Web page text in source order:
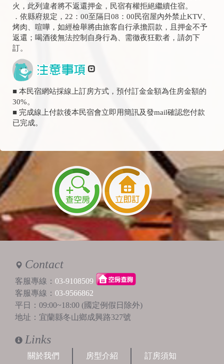
火，此列違者將不返還押金，民宿有權拒絕繼續住宿。
．依縣府規定，22：00至隔日08：00民宿屋內外禁止KTV、
烤肉、喧嘩，如經檢舉將由旅客自行承擔罰款，且押金不予
返還；喝酒後無法控制自身行為、需徹夜狂歡者，請勿下
訂。
■ 本民宿網站採線上訂房方式，預付訂金金額為住房金額的
30%。
■ 完成線上付款後本民宿會立即用簡訊及發mail確認您付款
已完成。
Contact
客服專線： 03-9108509
客服專線： 03-9566862
平日：09:00~18:00 (國定例假日除外)
地址：宜蘭縣冬山鄉成興路327號
Links
關於我們 房型介紹 訂房須知